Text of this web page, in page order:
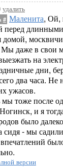
удалить
# Маленита, Ой,
перед
Мы даже в свои
на
дни,
два часа.
ужасов.
мы тоже после
и я
было
сидя - мы
версии